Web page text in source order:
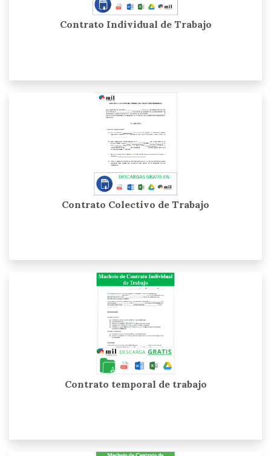
Contrato Individual de Trabajo
Contrato Colectivo de Trabajo
Contrato temporal de trabajo